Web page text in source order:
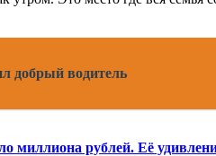
добрый водитель
миллиона рублей. Её